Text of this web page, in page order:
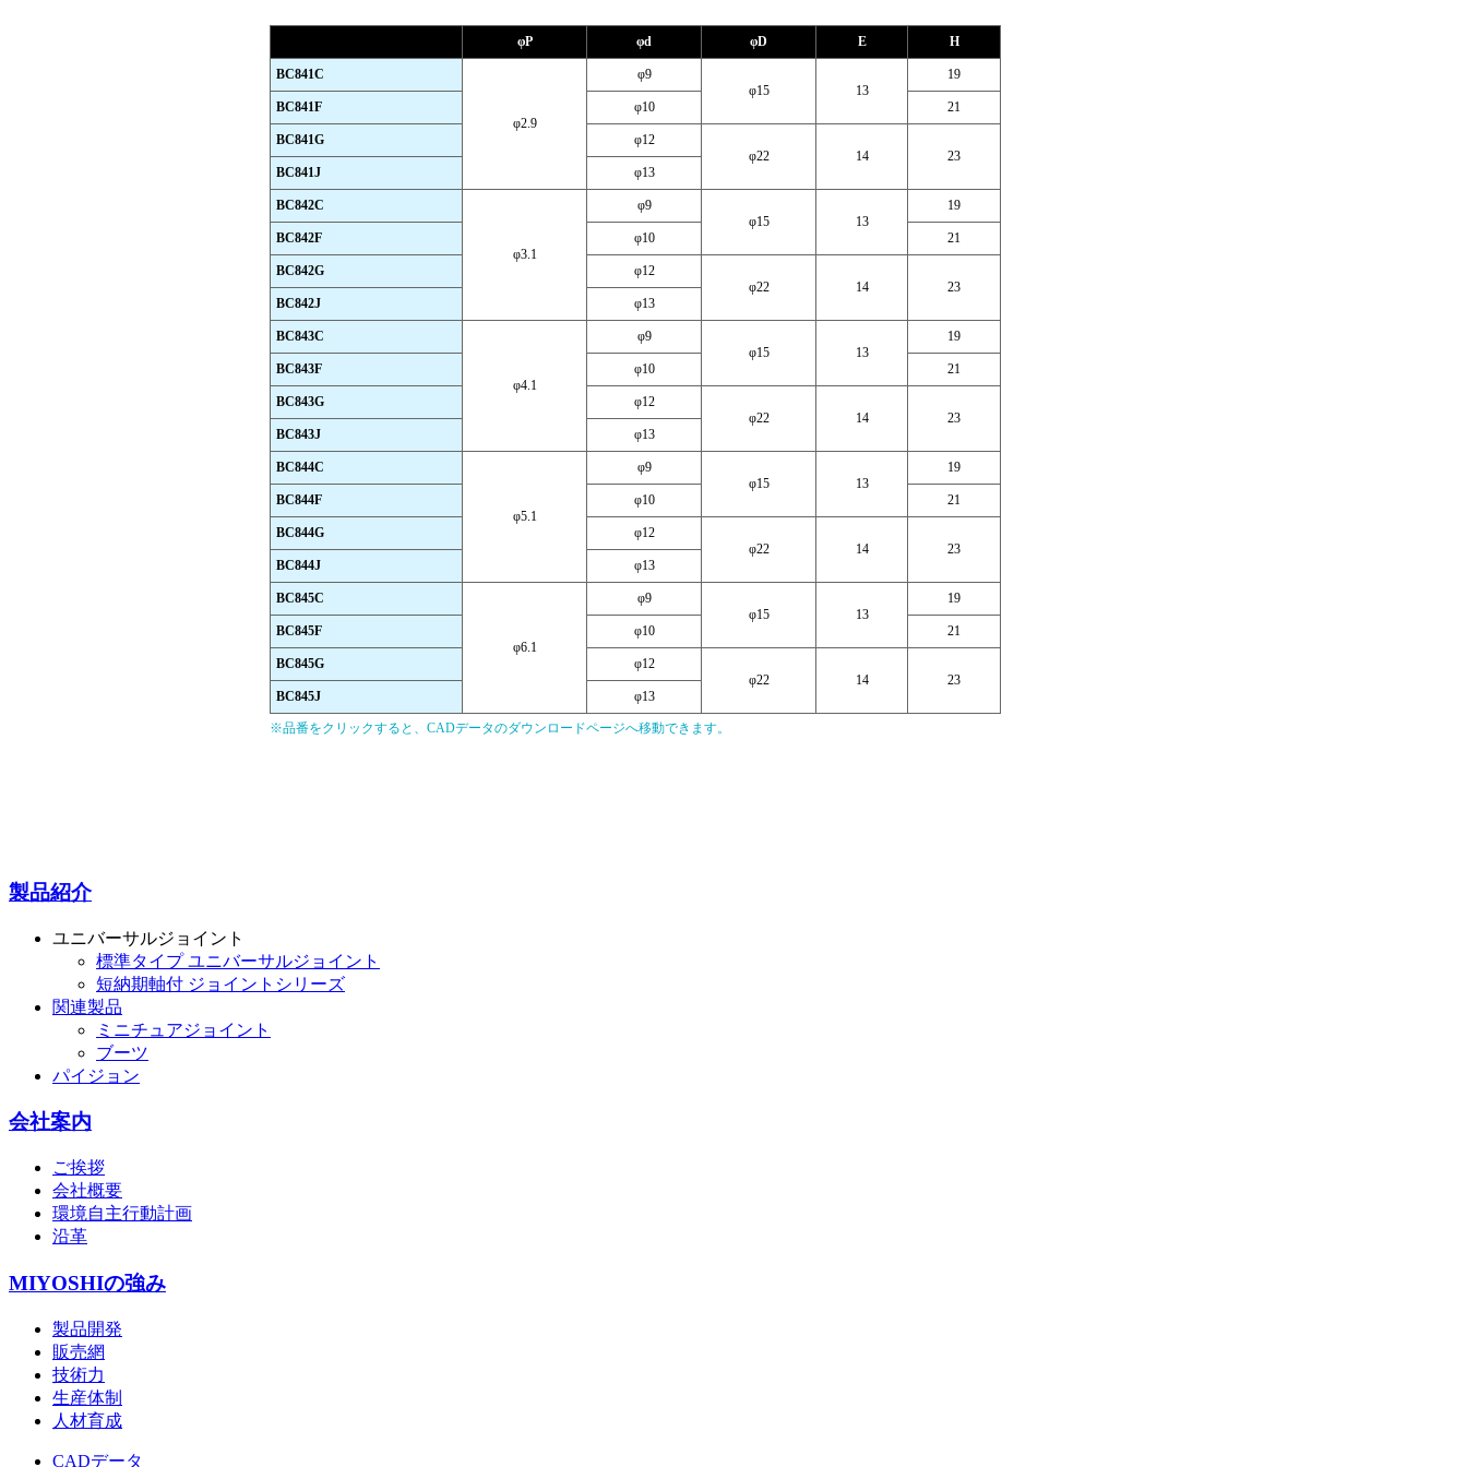
φP φd φD E H
BC841C
φ2.9
φ9
φ15
13
19
BC841F φ10 21
BC841G
φ12
φ22
14
23
BC841J
φ13
BC842C
φ3.1
φ9
φ15
13
19
BC842F φ10 21
BC842G
φ12
φ22
14
23
BC842J
φ13
BC843C
φ4.1
φ9
φ15
13
19
BC843F φ10 21
BC843G
φ12
φ22
14
23
BC843J
φ13
BC844C
φ5.1
φ9
φ15
13
19
BC844F φ10 21
BC844G
φ12
φ22
14
23
BC844J
φ13
BC845C
φ6.1
φ9
φ15
13
19
BC845F φ10 21
BC845G
φ12
φ22
14
23
BC845J
φ13
※品番をクリックすると、CADデータのダウンロードページへ移動できます。
製品紹介
ユニバーサルジョイント
標準タイプ ユニバーサルジョイント
短納期軸付 ジョイントシリーズ
関連製品
ミニチュアジョイント
ブーツ
パイジョン
会社案内
ご挨拶
会社概要
環境自主行動計画
沿革
MIYOSHIの強み
製品開発
販売網
技術力
生産体制
人材育成
CADデータ